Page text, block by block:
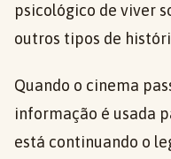
psicológico de viver
outros tipos de
Quando o cinema
informação é usada
está continuando o